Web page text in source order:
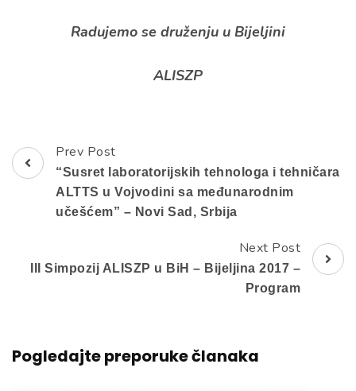
Radujemo se druženju u Bijeljini
ALISZP
Post
Navigation
Prev Post
“Susret laboratorijskih tehnologa i tehničara
ALTTS u Vojvodini sa međunarodnim
učešćem” – Novi Sad, Srbija
Next Post
III Simpozij ALISZP u BiH – Bijeljina 2017 –
Program
Pogledajte preporuke članaka